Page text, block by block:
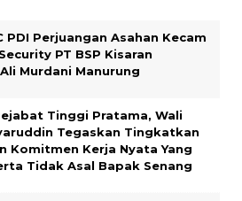
PDI Perjuangan Asahan Kecam
PT BSP Kisaran
Murdani Manurung
Tinggi Pratama, Wali
Tegaskan Tingkatkan
Komitmen Kerja Nyata Yang
Tidak Asal Bapak Senang